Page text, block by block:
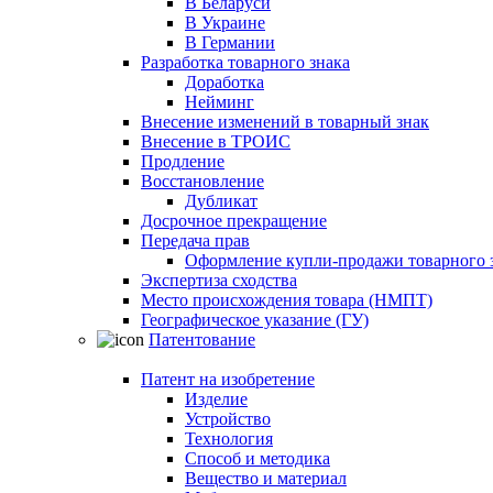
В Украине
В Германии
Разработка товарного знака
Доработка
Нейминг
Внесение изменений в товарный знак
Внесение в ТРОИС
Продление
Восстановление
Дубликат
Досрочное прекращение
Передача прав
Оформление купли-продажи товарного
Экспертиза сходства
Место происхождения товара (НМПТ)
Географическое указание (ГУ)
Патентование
Патент на изобретение
Изделие
Устройство
Технология
Способ и методика
Вещество и материал